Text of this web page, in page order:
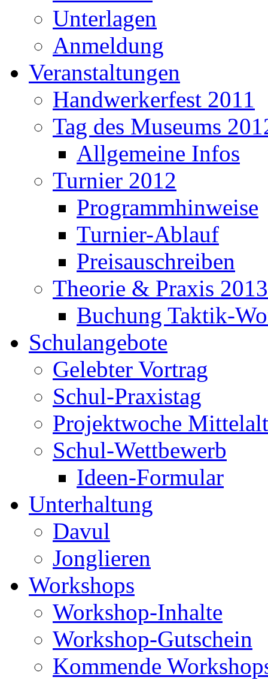
Unterlagen
Anmeldung
Veranstaltungen
Handwerkerfest 2011
Tag des Museums
Allgemeine Infos
Turnier 2012
Programmhinweise
Turnier-Ablauf
Preisauschreiben
Theorie & Praxis 2013
Buchung Taktik-
Schulangebote
Gelebter Vortrag
Schul-Praxistag
Projektwoche
Schul-Wettbewerb
Ideen-Formular
Unterhaltung
Davul
Jonglieren
Workshops
Workshop-Inhalte
Workshop-Gutschein
Kommende